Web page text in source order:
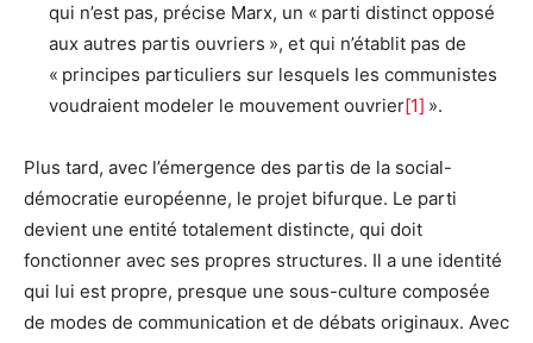
qui n’est pas, précise Marx, un « parti distinct opposé
aux autres partis ouvriers », et qui n’établit pas de
« principes particuliers sur lesquels les communistes
voudraient modeler le mouvement ouvrier[1] ».
Plus tard, avec l’émergence des partis de la social-
démocratie européenne, le projet bifurque. Le parti
devient une entité totalement distincte, qui doit
fonctionner avec ses propres structures. Il a une identité
qui lui est propre, presque une sous-culture composée
de modes de communication et de débats originaux. Avec